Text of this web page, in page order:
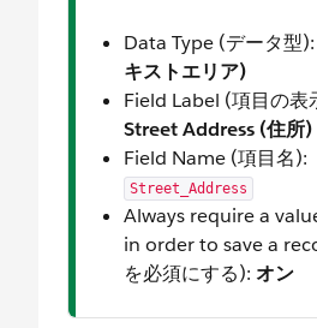
Data Type (データ型):
キストエリア)
Field Label (項目の表
Street Address (住所)
Field Name (項目名):
Street_Address
Always require a
in order to save a
を必須にする): オン